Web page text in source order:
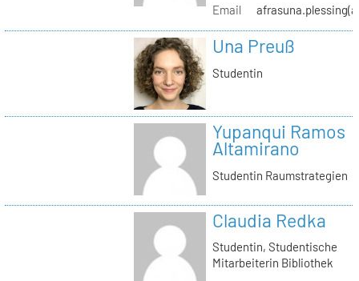
Email
Una Preuß
Studentin
Yupanqui Ramos
Altamirano
Studentin Raumstrategien
Claudia Redka
Studentin, Studentische
Mitarbeiterin Bibliothek